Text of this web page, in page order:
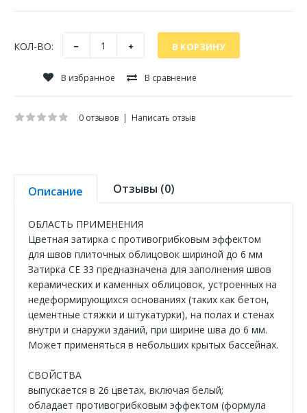
КОЛ-ВО:
В избранное В сравнение
0 отзывов | Написать отзыв
Описание Отзывы (0)
ОБЛАСТЬ ПРИМЕНЕНИЯ
Цветная затирка с противогрибковым эффектом
для швов плиточных облицовок шириной до 6 мм
Затирка CE 33 предназначена для заполнения швов
керамических и каменных облицовок, устроенных на
недеформирующихся основаниях (таких как бетон,
цементные стяжки и штукатурки), на полах и стенах
внутри и снаружи зданий, при ширине шва до 6 мм.
Может применяться в небольших крытых бассейнах.
СВОЙСТВА
выпускается в 26 цветах, включая белый;
обладает противогрибковым эффектом (формула